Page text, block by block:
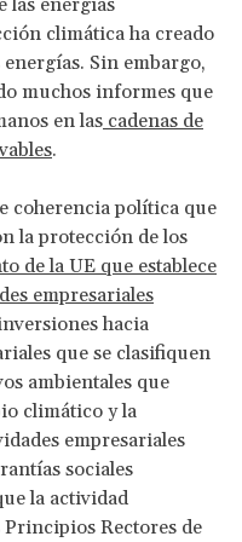
climática ha creado
Sin embargo,
muchos informes que
en las cadenas de
.
coherencia política que
la protección de los
de la UE que establece
empresariales
hacia
que se clasifiquen
ambientales que
climático y la
empresariales
sociales
la actividad
Principios Rectores de